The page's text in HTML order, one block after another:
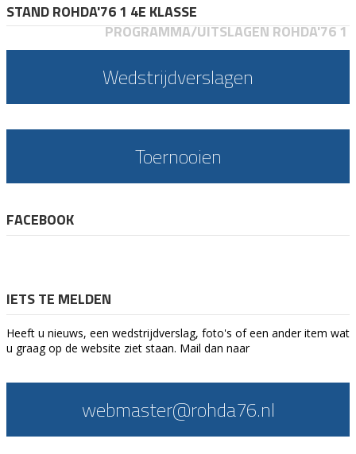
STAND ROHDA'76 1 4E KLASSE
PROGRAMMA/UITSLAGEN ROHDA'76 1
Wedstrijdverslagen
Toernooien
FACEBOOK
IETS TE MELDEN
Heeft u nieuws, een wedstrijdverslag, foto's of een ander item wat
u graag op de website ziet staan. Mail dan naar
webmaster@rohda76.nl